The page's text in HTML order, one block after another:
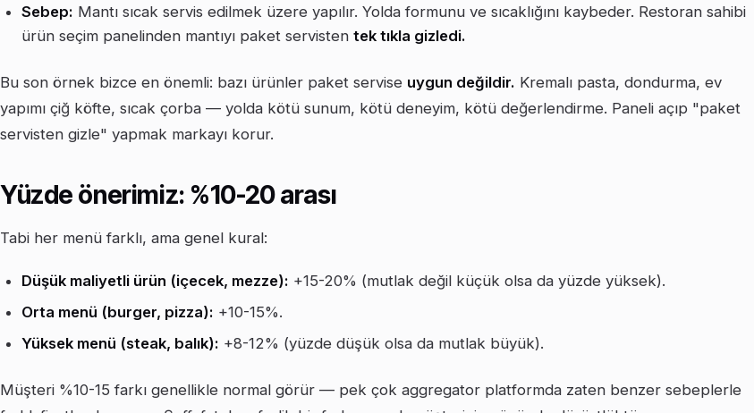
Sebep: Mantı sıcak servis edilmek üzere yapılır. Yolda formunu ve sıcaklığını kaybeder. Restoran sahibi
ürün seçim panelinden mantıyı paket servisten tek tıkla gizledi.
Bu son örnek bizce en önemli: bazı ürünler paket servise uygun değildir. Kremalı pasta, dondurma, ev
yapımı çiğ köfte, sıcak çorba — yolda kötü sunum, kötü deneyim, kötü değerlendirme. Paneli açıp "paket
servisten gizle" yapmak markayı korur.
Yüzde önerimiz: %10-20 arası
Tabi her menü farklı, ama genel kural:
Düşük maliyetli ürün (içecek, mezze): +15-20% (mutlak değil küçük olsa da yüzde yüksek).
Orta menü (burger, pizza): +10-15%.
Yüksek menü (steak, balık): +8-12% (yüzde düşük olsa da mutlak büyük).
Müşteri %10-15 farkı genellikle normal görür — pek çok aggregator platformda zaten benzer sebeplerle